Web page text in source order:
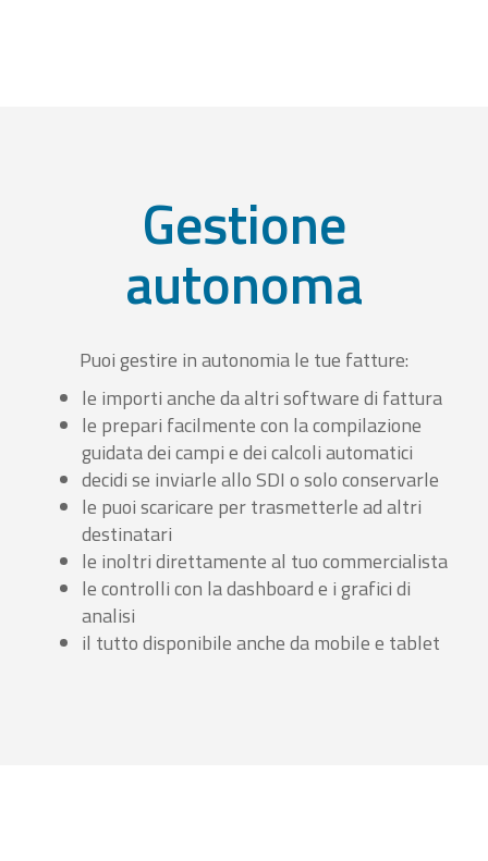
Gestione
autonoma
Puoi gestire in autonomia le tue fatture:
le importi anche da altri software di fattura
le prepari facilmente con la compilazione
guidata dei campi e dei calcoli automatici
decidi se inviarle allo SDI o solo conservarle
le puoi scaricare per trasmetterle ad altri
destinatari
le inoltri direttamente al tuo commercialista
le controlli con la dashboard e i grafici di
analisi
il tutto disponibile anche da mobile e tablet